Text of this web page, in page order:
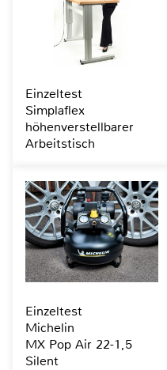
Einzeltest
Simplaflex
höhenverstellbarer
Arbeitstisch
Einzeltest
Michelin
MX Pop Air 22-1,5
Silent